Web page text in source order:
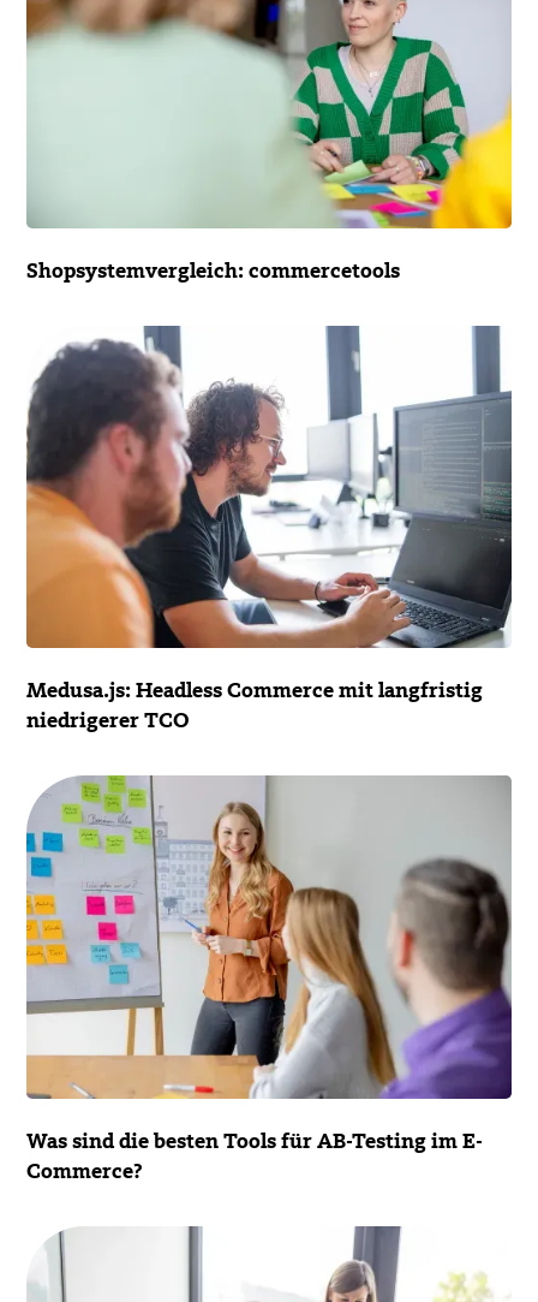
Shopsystemvergleich: commercetools
Medusa.js: Headless Commerce mit langfristig
niedrigerer TCO
Was sind die besten Tools für AB-Testing im E-
Commerce?